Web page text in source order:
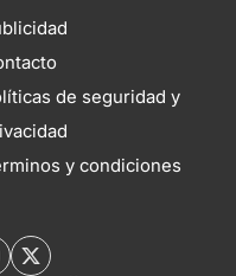
de seguridad y
y condiciones